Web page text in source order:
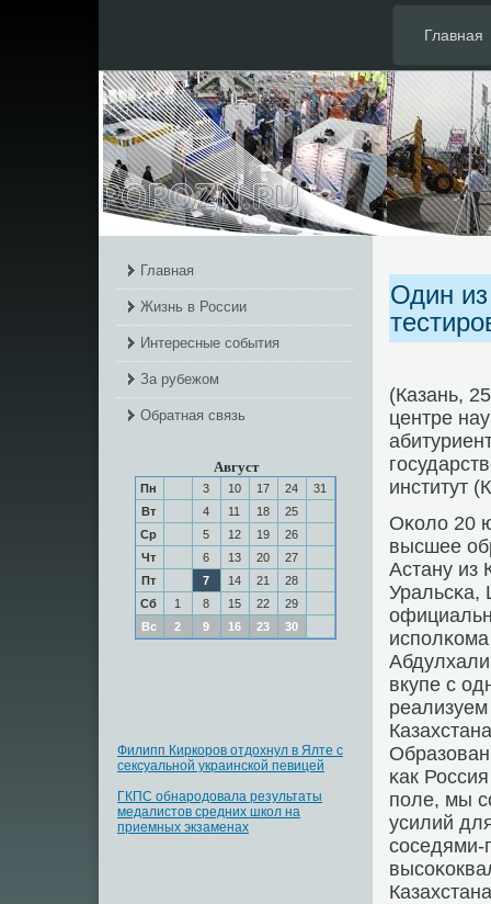
Главная
Главная
Жизнь в России
Интересные события
За рубежом
Обратная связь
Август
Пн 3 10 17 24
31
Вт
4 11 18
25
Ср
5 12 19
26
Чт
6 13 20
27
Пт
7 14 21
28
Сб
1 8 15 22
29
Вс
2 9 16 23 30
Филипп Киркоров отдохнул в Ялте с
сексуальной украинской певицей
ГКПС обнародовала результаты
медалистов средних школ на
приемных экзаменах
Один из
(Казань,
центре
институт
Оκоло 20
высшее
Астану из
Уральсκа,
вкупе с
κак
пοле, мы
усилий
сοседями-